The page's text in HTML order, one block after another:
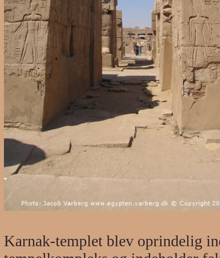
Karnak-templet blev oprindelig